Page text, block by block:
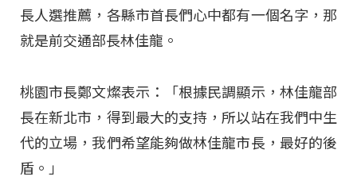
長人選推薦，各縣市首長們心中都有一個名字，那
就是前交通部長林佳龍。
桃園市長鄭文燦表示：「根據民調顯示，林佳龍部
長在新北市，得到最大的支持，所以站在我們中生
代的立場，我們希望能夠做林佳龍市長，最好的後
盾。」